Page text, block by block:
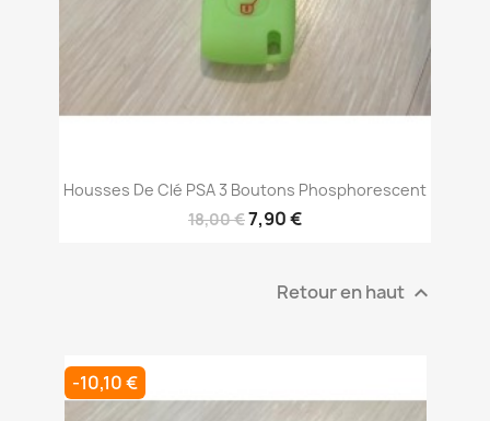
Housses De Clé PSA 3 Boutons Phosphorescent
18,00 €7,90 €
Retour en haut 
-10,10 €